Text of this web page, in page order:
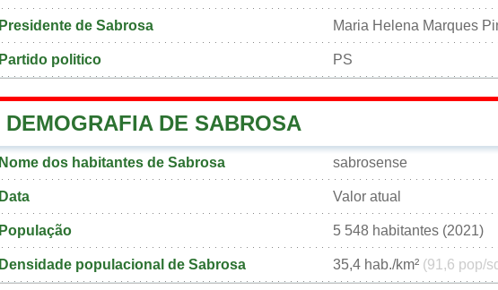
Presidente de Sabrosa Maria Helena Marques
Partido politico PS
DEMOGRAFIA DE SABROSA
Nome dos habitantes de Sabrosa sabrosense
Data Valor atual
População 5 548 habitantes (2021)
Densidade populacional de Sabrosa 35,4 hab./km² (91,6 pop/